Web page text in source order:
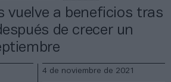
vuelve a beneficios tras
de crecer un
4 de noviembre de 2021